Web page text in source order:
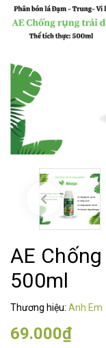
AE
500ml
Thương hiệu: Anh Em
69.000₫